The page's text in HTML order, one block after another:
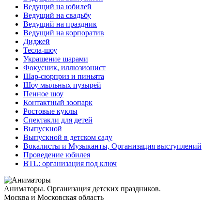
Ведущий на юбилей
Ведущий на свадьбу
Ведущий на праздник
Ведущий на корпоратив
Диджей
Тесла-шоу
Украшение шарами
Фокусник, иллюзионист
Шар-сюрприз и пиньята
Шоу мыльных пузырей
Пенное шоу
Контактный зоопарк
Ростовые куклы
Спектакли для детей
Выпускной
Выпускной в детском саду
Вокалисты и Музыканты, Организация выступлений
Проведение юбилея
BTL: организация под ключ
Аниматоры. Организация детских праздников.
Москва и Московская область